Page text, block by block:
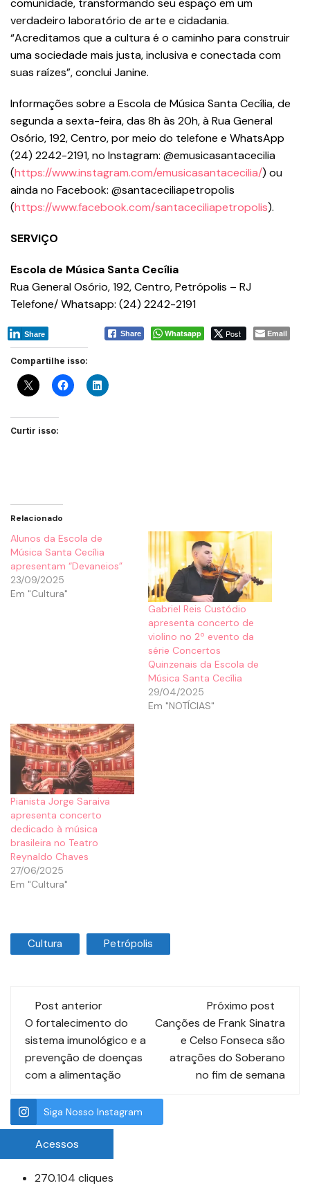
comunidade, transformando seu espaço em um
verdadeiro laboratório de arte e cidadania.
“Acreditamos que a cultura é o caminho para construir
uma sociedade mais justa, inclusiva e conectada com
suas raízes”, conclui Janine.
Informações sobre a Escola de Música Santa Cecília, de
segunda a sexta-feira, das 8h às 20h, à Rua General
Osório, 192, Centro, por meio do telefone e WhatsApp
(24) 2242-2191, no Instagram: @emusicasantacecilia
(https://www.instagram.com/emusicasantacecilia/) ou
ainda no Facebook: @santaceciliapetropolis
(https://www.facebook.com/santaceciliapetropolis).
SERVIÇO
Escola de Música Santa Cecília
Rua General Osório, 192, Centro, Petrópolis – RJ
Telefone/ Whatsapp: (24) 2242-2191
Share Whatsapp Post Email
Share
Compartilhe isso:
Curtir isso:
Relacionado
Alunos da Escola de
Música Santa Cecília
apresentam “Devaneios”
23/09/2025
Em "Cultura"
Gabriel Reis Custódio
apresenta concerto de
violino no 2º evento da
série Concertos
Quinzenais da Escola de
Música Santa Cecília
29/04/2025
Em "NOTÍCIAS"
Pianista Jorge Saraiva
apresenta concerto
dedicado à música
brasileira no Teatro
Reynaldo Chaves
27/06/2025
Em "Cultura"
Cultura Petrópolis
Post anterior
O fortalecimento do
sistema imunológico e a
prevenção de doenças
com a alimentação
Próximo post
Canções de Frank Sinatra
e Celso Fonseca são
atrações do Soberano
no fim de semana
Siga Nosso Instagram
Acessos
270.104 cliques